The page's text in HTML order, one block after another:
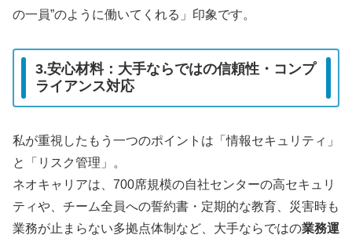
の一員”のように働いてくれる」印象です。
3.安心材料：大手ならではの信頼性・コンプ
ライアンス対応
私が重視したもう一つのポイントは「情報セキュリティ」
と「リスク管理」。
ネオキャリアは、700席規模の自社センターの高セキュリ
ティや、チーム全員への誓約書・定期的な教育、災害時も
業務が止まらない多拠点体制など、大手ならではの業務運